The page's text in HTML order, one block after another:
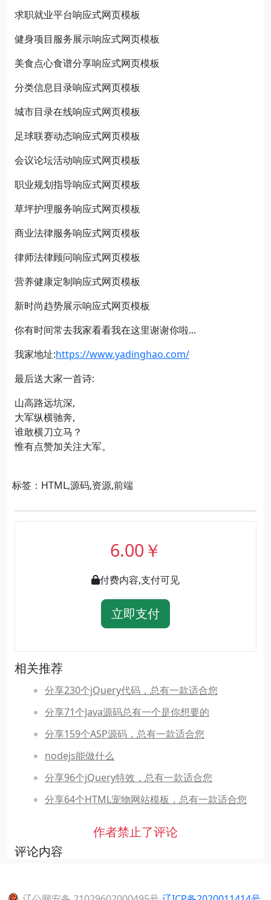
求职就业平台响应式网页模板
健身项目服务展示响应式网页模板
美食点心食谱分享响应式网页模板
分类信息目录响应式网页模板
城市目录在线响应式网页模板
足球联赛动态响应式网页模板
会议论坛活动响应式网页模板
职业规划指导响应式网页模板
草坪护理服务响应式网页模板
商业法律服务响应式网页模板
律师法律顾问响应式网页模板
营养健康定制响应式网页模板
新时尚趋势展示响应式网页模板
你有时间常去我家看看我在这里谢谢你啦...
我家地址:https://www.yadinghao.com/
最后送大家一首诗:
山高路远坑深,
大军纵横驰奔,
谁敢横刀立马？
惟有点赞加关注大军。
标签：HTML,源码,资源,前端
6.00￥
付费内容,支付可见
立即支付
相关推荐
分享230个jQuery代码，总有一款适合您
分享71个Java源码总有一个是你想要的
分享159个ASP源码，总有一款适合您
nodejs能做什么
分享96个jQuery特效，总有一款适合您
分享64个HTML宠物网站模板，总有一款适合您
作者禁止了评论
评论内容